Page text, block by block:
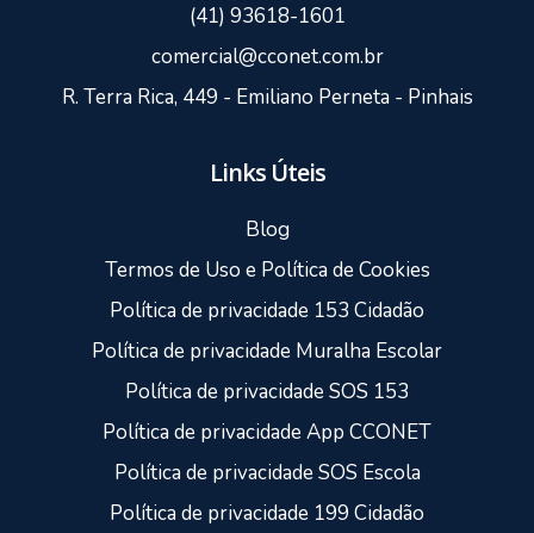
(41) 93618-1601
comercial@cconet.com.br
R. Terra Rica, 449 - Emiliano Perneta - Pinhais
Links Úteis
Blog
Termos de Uso e Política de Cookies
Política de privacidade 153 Cidadão
Política de privacidade Muralha Escolar
Política de privacidade SOS 153
Política de privacidade App CCONET
Política de privacidade SOS Escola
Política de privacidade 199 Cidadão